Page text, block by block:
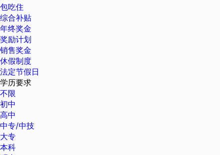
包吃住
综合补贴
年终奖金
奖励计划
销售奖金
休假制度
法定节假日
学历要求
不限
初中
高中
中专/中技
大专
本科